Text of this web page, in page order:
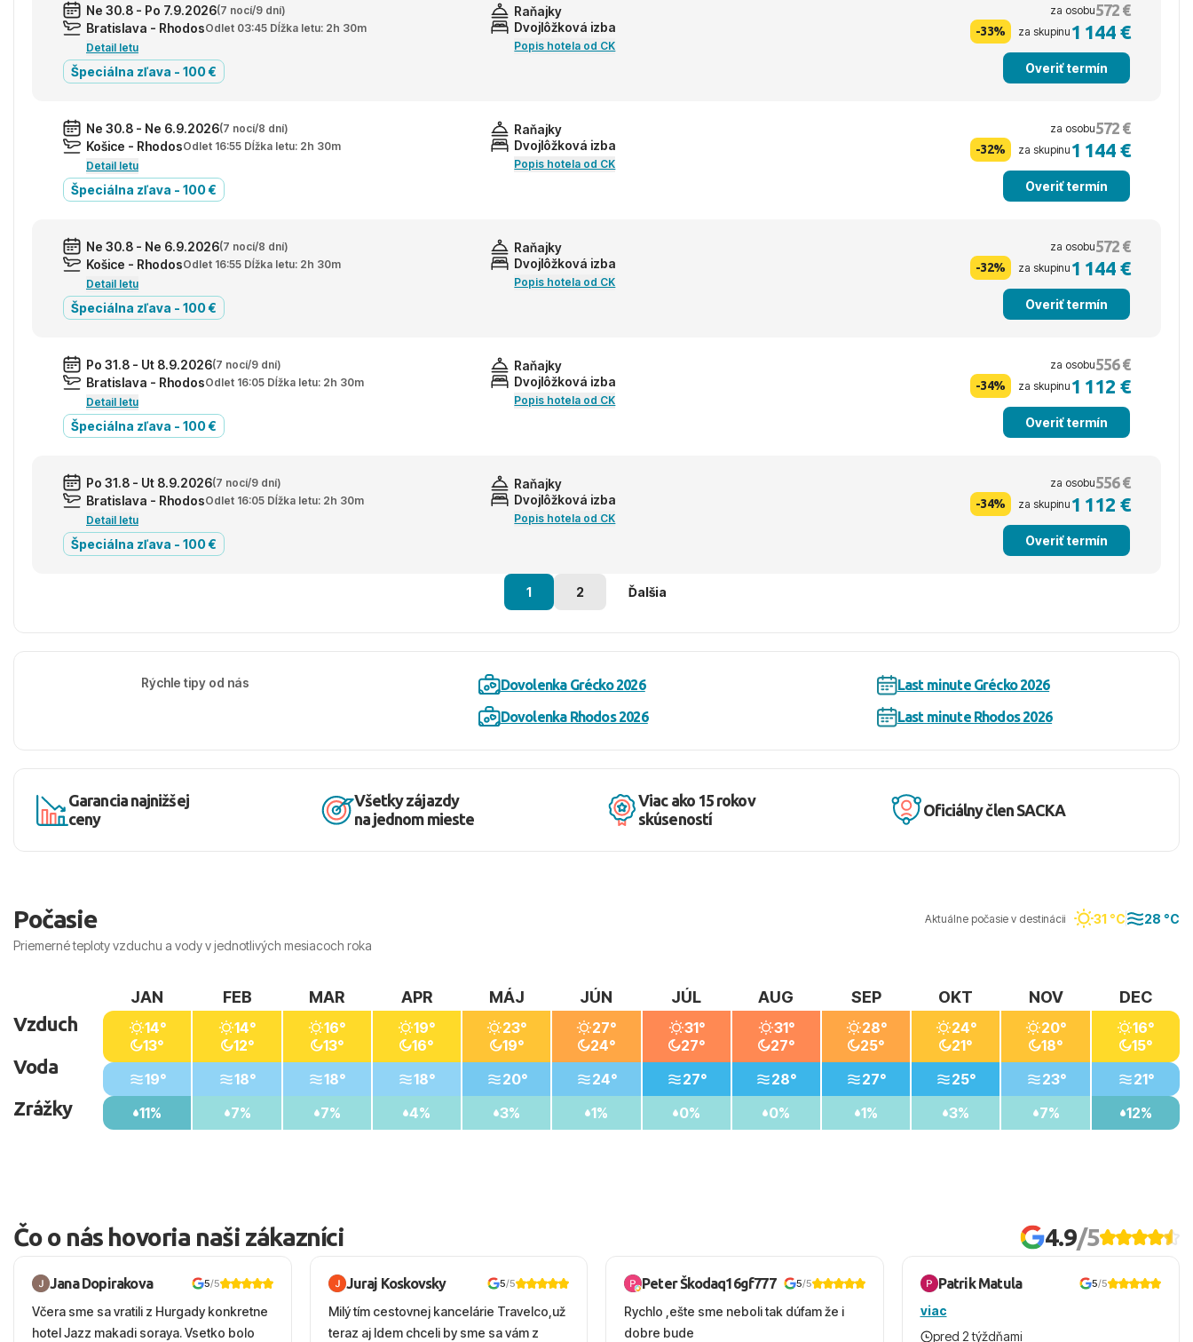
Ne 30.8 - Po 7.9.2026(7 nocí/9 dní)
Bratislava - RhodosOdlet 03:45 Dĺžka letu: 2h 30m
Detail letu
Raňajky
Dvojlôžková izba
Popis hotela od CK
Špeciálna zľava - 100 €
za osobu572 €
-33% za skupinu 1 144 €
Overiť termín
Ne 30.8 - Ne 6.9.2026(7 nocí/8 dní)
Košice - RhodosOdlet 16:55 Dĺžka letu: 2h 30m
Detail letu
Raňajky
Dvojlôžková izba
Popis hotela od CK
Špeciálna zľava - 100 €
za osobu572 €
-32% za skupinu 1 144 €
Overiť termín
Ne 30.8 - Ne 6.9.2026(7 nocí/8 dní)
Košice - RhodosOdlet 16:55 Dĺžka letu: 2h 30m
Detail letu
Raňajky
Dvojlôžková izba
Popis hotela od CK
Špeciálna zľava - 100 €
za osobu572 €
-32% za skupinu 1 144 €
Overiť termín
Po 31.8 - Ut 8.9.2026(7 nocí/9 dní)
Bratislava - RhodosOdlet 16:05 Dĺžka letu: 2h 30m
Detail letu
Raňajky
Dvojlôžková izba
Popis hotela od CK
Špeciálna zľava - 100 €
za osobu556 €
-34% za skupinu 1 112 €
Overiť termín
Po 31.8 - Ut 8.9.2026(7 nocí/9 dní)
Bratislava - RhodosOdlet 16:05 Dĺžka letu: 2h 30m
Detail letu
Raňajky
Dvojlôžková izba
Popis hotela od CK
Špeciálna zľava - 100 €
za osobu556 €
-34% za skupinu 1 112 €
Overiť termín
1 2 Ďalšia
Rýchle tipy od nás Dovolenka Grécko 2026
Last minute Grécko 2026
Dovolenka Rhodos 2026
Last minute Rhodos 2026
Garancia najnižšej
ceny
Všetky zájazdy
na jednom mieste
Viac ako 15 rokov
skúseností
Oficiálny člen SACKA
Počasie
Priemerné teploty vzduchu a vody v jednotlivých mesiacoch roka
Aktuálne počasie v destinácii 31 °C 28 °C
Vzduch
Voda
Zrážky
JAN
14°
13°
19°
11%
FEB
14°
12°
18°
7%
MAR
16°
13°
18°
7%
APR
19°
16°
18°
4%
MÁJ
23°
19°
20°
3%
JÚN
27°
24°
24°
1%
JÚL
31°
27°
27°
0%
AUG
31°
27°
28°
0%
SEP
28°
25°
27°
1%
OKT
24°
21°
25°
3%
NOV
20°
18°
23°
7%
DEC
16°
15°
21°
12%
Čo o nás hovoria naši zákazníci 4.9/5
Jana Dopirakova 5/5
Včera sme sa vratili z Hurgady konkretne
hotel Jazz makadi soraya. Vsetko bolo
Juraj Koskovsky 5/5
Milý tím cestovnej kancelárie Travelco,už
teraz aj Idem chceli by sme sa vám z
Peter Škodaq16gf777 5/5
Rychlo ,ešte sme neboli tak dúfam že i
dobre bude
Patrik Matula 5/5
viac
pred 2 týždňami